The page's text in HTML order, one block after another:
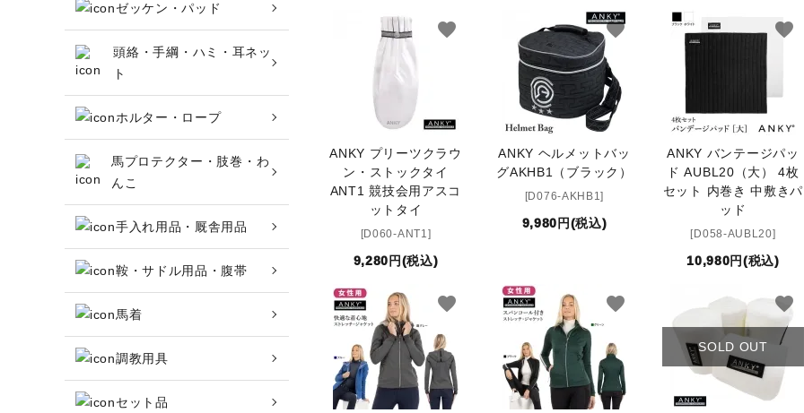
ホルター・ロープ
馬プロテクター・肢巻・わんこ
手入れ用品・厩舎用品
鞍・サドル用品・腹帯
馬着
調教用具
ANKY プリーツクラウ
ン・ストックタイ
ANT1 競技会用アスコ
ットタイ
[D060-ANT1]
9,280円(税込)
favorite
ANKY ヘルメットバッ
グAKHB1（ブラック）
[D076-AKHB1]
9,980円(税込)
favorite
ANKY バンテージパッ
ド AUBL20（大） 4枚
セット 内巻き 中敷きパ
ッド
[D058-AUBL20]
10,980円(税込)
favorite
favorite favorite
SOLD OUT
favorite
ゼッケン・パッド
頭絡・手綱・ハミ・耳ネッ
ト
ホルター・ロープ
馬プロテクター・肢巻・わ
んこ
手入れ用品・厩舎用品
鞍・サドル用品・腹帯
馬着
調教用具
セット品